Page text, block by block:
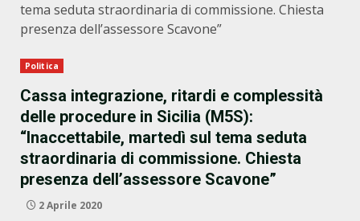
tema seduta straordinaria di commissione. Chiesta
presenza dell’assessore Scavone”
Politica
Cassa integrazione, ritardi e complessità
delle procedure in Sicilia (M5S):
“Inaccettabile, martedì sul tema seduta
straordinaria di commissione. Chiesta
presenza dell’assessore Scavone”
2 Aprile 2020